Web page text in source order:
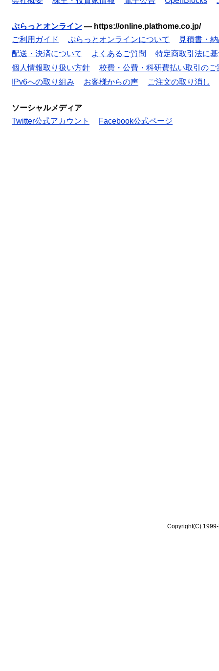
ぷらっとオンライン — https://online.plathome.co.jp/
ご利用ガイド
ぷらっとオンラインについて
見積書・
配送・決済について
よくあるご質問
特定商取引法に
個人情報取り扱い方針
校費・公費・科研費払い取引のご
IPv6への取り組み
お客様からの声 ご注文の取り消し
ソーシャルメディア
Twitter公式アカウント
Facebook公式ページ
Copyright(C)